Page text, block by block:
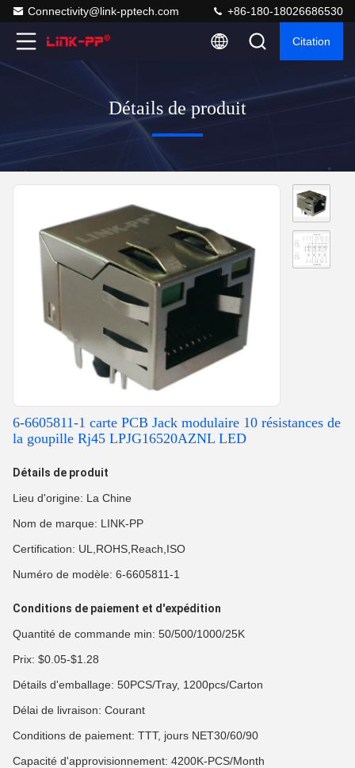
Connectivity@link-pptech.com +86-180-18026686530
Citation
Détails de produit
6-6605811-1 carte PCB Jack modulaire 10 résistances de
la goupille Rj45 LPJG16520AZNL LED
Détails de produit
Lieu d'origine: La Chine
Nom de marque: LINK-PP
Certification: UL,ROHS,Reach,ISO
Numéro de modèle: 6-6605811-1
Conditions de paiement et d'expédition
Quantité de commande min: 50/500/1000/25K
Prix: $0.05-$1.28
Détails d'emballage: 50PCS/Tray, 1200pcs/Carton
Délai de livraison: Courant
Conditions de paiement: TTT, jours NET30/60/90
Capacité d'approvisionnement: 4200K-PCS/Month